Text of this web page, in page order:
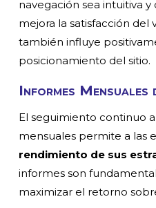
navegación sea intuitiva y
mejora la satisfacción del
también influye
posicionamiento del sitio.
Informes Mensuales
El seguimiento continuo
mensuales permite a las
rendimiento de sus
informes son
maximizar el retorno